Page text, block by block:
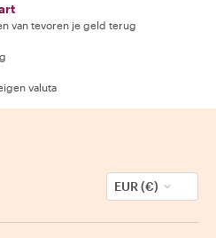
van tevoren je geld terug
valuta
EUR (€)